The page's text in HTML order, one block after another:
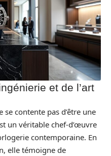
et de l’art
se contente pas d’être une
un véritable chef-d’œuvre
contemporaine. En
elle témoigne de